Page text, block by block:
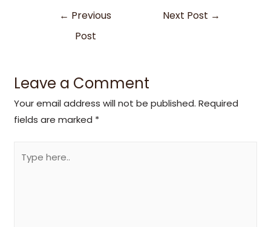
← Previous
Post
Next Post →
Leave a Comment
Your email address will not be published. Required
fields are marked *